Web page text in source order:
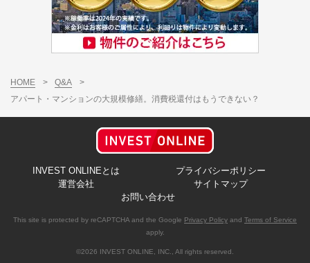
HOME > Q&A
>
アパート・マンションの大規模修繕。消費税還付はもうできない？
INVEST ONLINEとは
プライバシーポリシー
運営会社
サイトマップ
お問い合わせ
This site is protected by reCAPTCHA and the Google Privacy Policy and Terms of Service
apply.
©2026 INVEST ONLINE, INC., All rights reserved.